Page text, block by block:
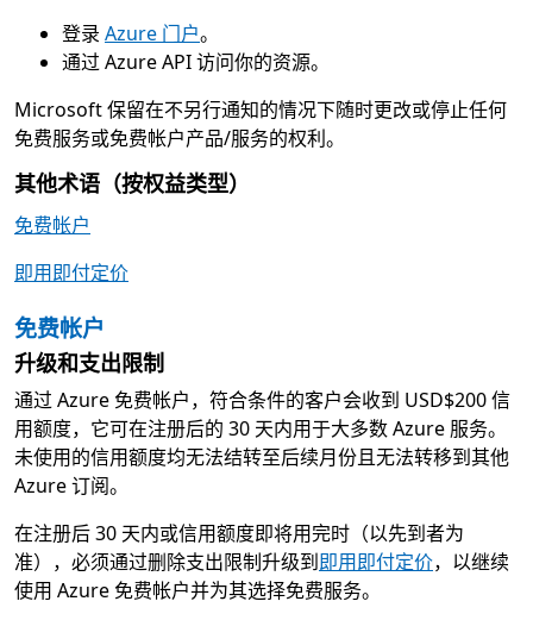
登录 Azure 门户。
通过 Azure API 访问你的资源。
Microsoft 保留在不另行通知的情况下随时更改或停止任何
免费服务或免费帐户产品/服务的权利。
其他术语（按权益类型）
免费帐户
即用即付定价
免费帐户
升级和支出限制
通过 Azure 免费帐户，符合条件的客户会收到 USD$200 信
用额度，它可在注册后的 30 天内用于大多数 Azure 服务。
未使用的信用额度均无法结转至后续月份且无法转移到其他
Azure 订阅。
在注册后 30 天内或信用额度即将用完时（以先到者为
准），必须通过删除支出限制升级到即用即付定价，以继续
使用 Azure 免费帐户并为其选择免费服务。